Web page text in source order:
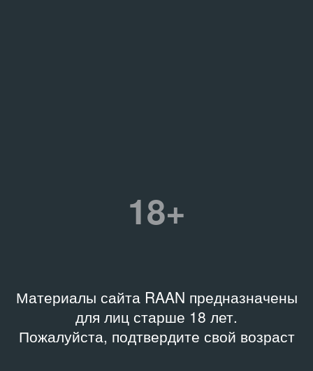
18+
Материалы сайта RAAN предназначены
для лиц старше 18 лет.
Пожалуйста, подтвердите свой возраст